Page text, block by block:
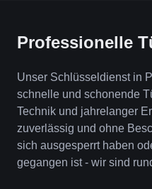
Professionelle
Unser Schlüsseldienst in
schnelle und schonende
Technik und jahrelanger
zuverlässig und ohne
sich ausgesperrt haben
gegangen ist - wir sind